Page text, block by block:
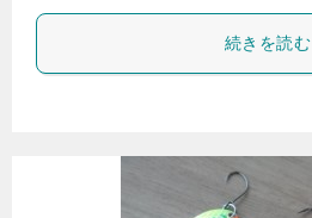
続きを読む